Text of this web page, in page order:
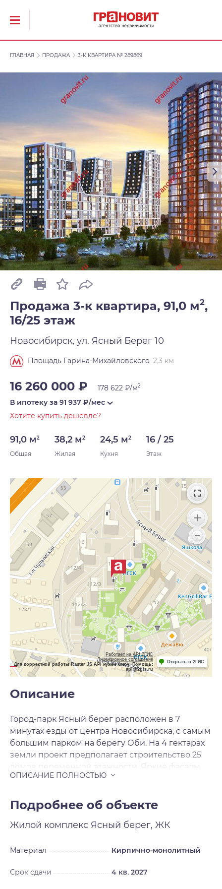
ГЛАВНАЯ ПРОДАЖА 3-К КВАРТИРА № 289869
Продажа 3-к квартира, 91,0 м2,
16/25 этаж
Новосибирск, ул. Ясный Берег 10
Площадь Гарина-Михайловского 2,3 км
16 260 000 ₽ 178 622 ₽/м2
В ипотеку за 91 937 ₽/мес
Хотите купить дешевле?
91,0 м2
Общая
38,2 м2
Жилая
24,5 м2
Кухня
16 / 25
Этаж
Работает на API 2ГИС
Лицензионное соглашение
Для корректной работы Raster JS API нужен ключ. Помощь:
api@2gis.ru
Открыть в 2ГИС
Описание
Город-парк Ясный берег расположен в 7
минутах езды от центра Новосибирска, с самым
большим парком на берегу Оби. На 4 гектарах
земли проект предполагает строительство 25
домов переменной этажности. Яркие фасады,
необычные цветовые переходы, панорамное
вдоль береговой линии , из квартир
открываются виды на реку Обь и Бугринский
мост или большой парк во дворе. Дворы
представляют собой зелёный сад для отдыха
потолками, дизайнерской отделкой и двумя
Подробнее об объекте
Жилой комплекс Ясный берег, ЖК
Материал Кирпично-монолитный
Срок сдачи 4 кв. 2027